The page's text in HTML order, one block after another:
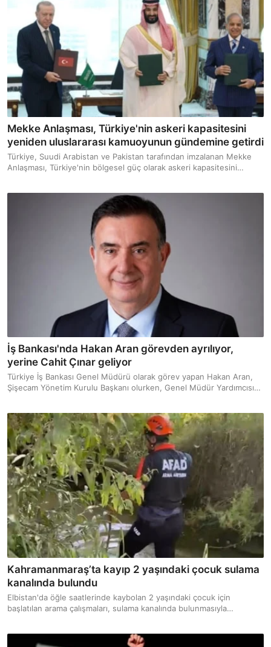
Mekke Anlaşması, Türkiye'nin askeri kapasitesini
yeniden uluslararası kamuoyunun gündemine getirdi
Türkiye, Suudi Arabistan ve Pakistan tarafından imzalanan Mekke
Anlaşması, Türkiye'nin bölgesel güç olarak askeri kapasitesini
sıralamasında birinci sırada Türkiye yer alıyor.
İş Bankası'nda Hakan Aran görevden ayrılıyor,
yerine Cahit Çınar geliyor
Türkiye İş Bankası Genel Müdürü olarak görev yapan Hakan Aran,
Şişecam Yönetim Kurulu Başkanı olurken, Genel Müdür Yardımcısı
Kahramanmaraş’ta kayıp 2 yaşındaki çocuk sulama
kanalında bulundu
Elbistan'da öğle saatlerinde kaybolan 2 yaşındaki çocuk için
başlatılan arama çalışmaları, sulama kanalında bulunmasıyla